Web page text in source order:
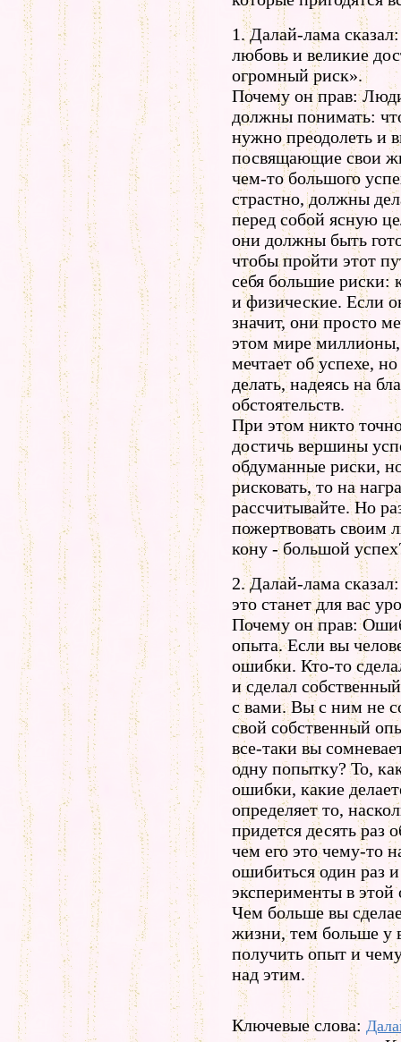
1. Далай-лама
любовь и великие
огромный риск».
Почему он прав:
должны понимать:
нужно преодолеть и
посвящающие свои
чем-то большого
страстно, должны
перед собой ясную
они должны быть
чтобы пройти этот
себя большие риски:
и физические. Если
значит, они просто
этом мире миллионы,
мечтает об успехе,
делать, надеясь на
обстоятельств.
При этом никто
достичь вершины
обдуманные риски,
рисковать, то на
рассчитывайте. Но
пожертвовать своим
кону - большой
2. Далай-лама
это станет для вас
Почему он прав:
опыта. Если вы
ошибки. Кто-то
и сделал
с вами. Вы с ним не
свой собственный
все-таки вы
одну попытку? То,
ошибки, какие
определяет то,
придется десять раз
чем его это чему-то
ошибиться один раз
эксперименты в этой
Чем больше вы
жизни, тем больше у
получить опыт и
над этим.
Ключевые слова: